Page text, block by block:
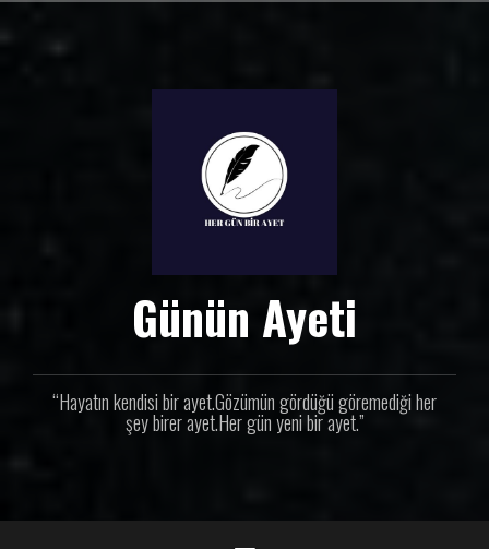
Günün Ayeti
“Hayatın kendisi bir ayet.Gözümün gördüğü göremediği her
şey birer ayet.Her gün yeni bir ayet.”